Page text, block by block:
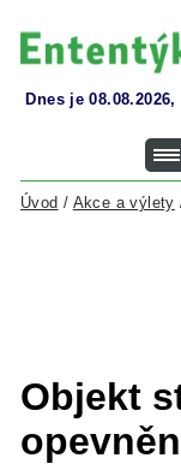
Dnes je
Úvod / Akce a výlety
Objekt